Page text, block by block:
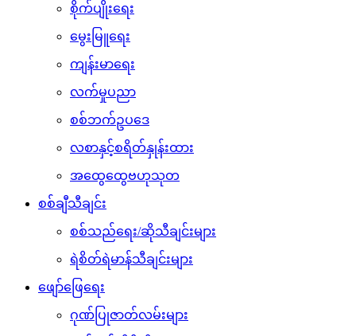
စိုက်ပျိုးရေး
မွေးမြူရေး
ကျန်းမာရေး
လက်မှုပညာ
စစ်ဘက်ဥပဒေ
လစာနှင့်စရိတ်နှုန်းထား
အထွေထွေဗဟုသုတ
စစ်ချီသီချင်း
စစ်သည်ရေး/ဆိုသီချင်းများ
ရဲစိတ်ရဲမာန်သီချင်းများ
ဖျော်ဖြေရေး
ဂုဏ်ပြုဇာတ်လမ်းများ